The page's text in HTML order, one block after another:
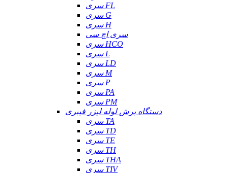
سری FL
سری G
سری H
سری اچ سی
سری HCO
سری L
سری LD
سری M
سری P
سری PA
سری PM
دستگاه برش لوله لیزر فیبری
سری TA
سری TD
سری TE
سری TH
سری THA
سری TIV